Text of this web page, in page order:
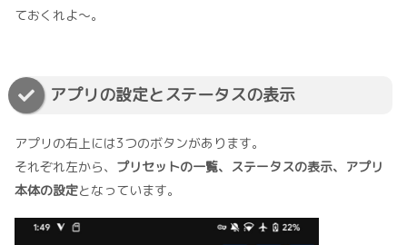
ておくれよ～。
アプリの設定とステータスの表示
アプリの右上には3つのボタンがあります。
それぞれ左から、 プリセットの一覧、ステータスの表示、アプリ
本体の設定となっています。